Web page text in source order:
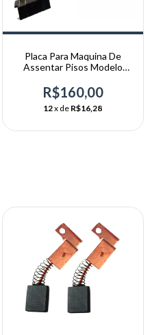
Placa Para Maquina De
Assentar Pisos Modelo
R$160,00
12x de R$16,28